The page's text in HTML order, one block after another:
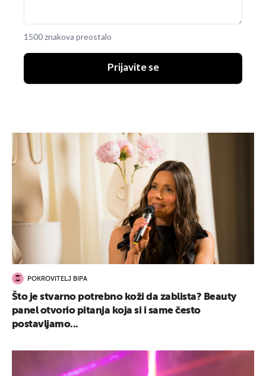
1500 znakova preostalo
Prijavite se
POKROVITELJ BIPA
Što je stvarno potrebno koži da zablista? Beauty
panel otvorio pitanja koja si i same često
postavljamo...